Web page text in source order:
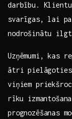
darbību.
svarīgas,⁣ lai
nodrošinātu
Uzņēmumi,‍
ātri pielāgoties
viņiem
⁣rīku
prognozēšanas⁣